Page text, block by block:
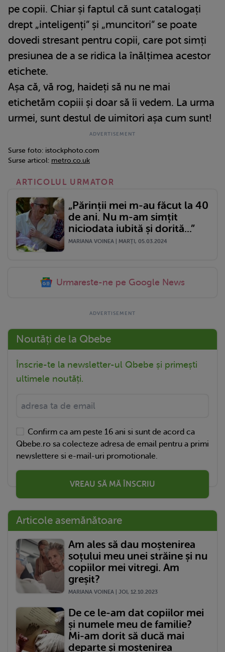
pe copii. Chiar și faptul că sunt catalogați
drept „inteligenți” și „muncitori” se poate
dovedi stresant pentru copii, care pot simți
presiunea de a se ridica la înălțimea acestor
etichete.
Așa că, vă rog, haideți să nu ne mai
etichetăm copiii și doar să îi vedem. La urma
urmei, sunt destul de uimitori așa cum sunt!
Surse foto: istockphoto.com
Surse articol: metro.co.uk
ARTICOLUL URMATOR
„Părinții mei m-au făcut la 40
de ani. Nu m-am simțit
niciodata iubită și dorită...”
MARIANA VOINEA | MARŢI, 05.03.2024
Urmareste-ne pe Google News
Noutăți de la Qbebe
Înscrie-te la newsletter-ul Qbebe și primești
ultimele noutăți.
Confirm ca am peste 16 ani si sunt de acord ca
Qbebe.ro sa colecteze adresa de email pentru a primi
newslettere si e-mail-uri promotionale.
VREAU SĂ MĂ ÎNSCRIU
Articole asemănătoare
Am ales să dau moștenirea
soțului meu unei străine și nu
copiilor mei vitregi. Am
greșit?
MARIANA VOINEA | JOI, 12.10.2023
De ce le-am dat copiilor mei
și numele meu de familie?
Mi-am dorit să ducă mai
departe și moștenirea